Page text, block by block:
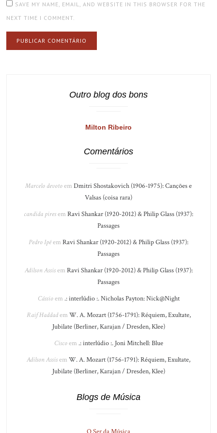
SAVE MY NAME, EMAIL, AND WEBSITE IN THIS BROWSER FOR THE
NEXT TIME I COMMENT.
Outro blog dos bons
Milton Ribeiro
Comentários
Marcelo devotoem Dmitri Shostakovich (1906-1975): Canções e
Valsas (coisa rara)
candida piresem Ravi Shankar (1920-2012) & Philip Glass (1937):
Passages
Pedro Ipêem Ravi Shankar (1920-2012) & Philip Glass (1937):
Passages
Adilson Assisem Ravi Shankar (1920-2012) & Philip Glass (1937):
Passages
Cássioem .: interlúdio :. Nicholas Payton: Nick@Night
Raif Haddadem W. A. Mozart (1756-1791): Réquiem, Exultate,
Jubilate (Berliner, Karajan / Dresden, Klee)
Ciscoem .: interlúdio :. Joni Mitchell: Blue
Adilson Assisem W. A. Mozart (1756-1791): Réquiem, Exultate,
Jubilate (Berliner, Karajan / Dresden, Klee)
Blogs de Música